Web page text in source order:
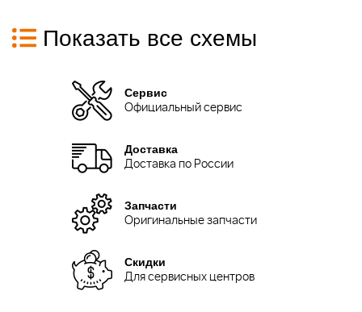
Показать все схемы
Сервис
Официальный сервис
Доставка
Доставка по России
Запчасти
Оригинальные запчасти
Скидки
Для сервисных центров